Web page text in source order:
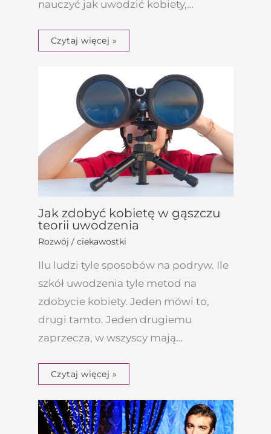
nauczyć jak uwodzić kobiety,…
Czytaj więcej »
Jak zdobyć kobietę w gąszczu
teorii uwodzenia
Rozwój / ciekawostki
Ilu ludzi tyle sposobów na podryw. Ile
szkół uwodzenia tyle metod na
zdobycie kobiety. Jeden mówi to,
drugi tamto. Jeden drugiemu
zaprzecza, w wszyscy mają…
Czytaj więcej »